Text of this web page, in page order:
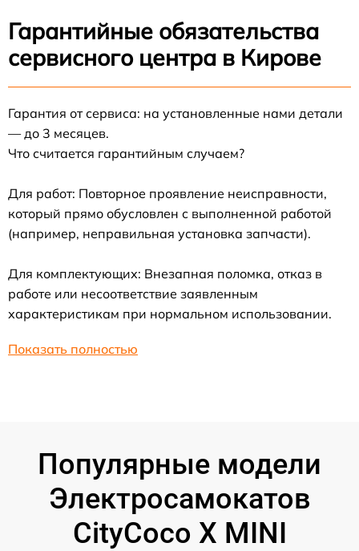
Гарантийные обязательства
сервисного центра в Кирове
Гарантия от сервиса: на установленные нами детали
— до 3 месяцев.
Что считается гарантийным случаем?
Для работ: Повторное проявление неисправности,
который прямо обусловлен с выполненной работой
(например, неправильная установка запчасти).
Для комплектующих: Внезапная поломка, отказ в
работе или несоответствие заявленным
характеристикам при нормальном использовании.
Показать полностью
Популярные модели
Электросамокатов
CityCoco X MINI